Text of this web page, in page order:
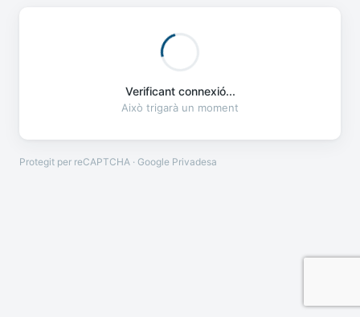
Verificant connexió...
Això trigarà un moment
Protegit per reCAPTCHA · Google Privadesa